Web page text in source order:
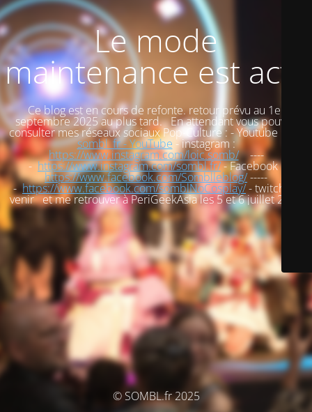
Le mode
maintenance est actif
Ce blog est en cours de refonte. retour prévu au 1er
septembre 2025 au plus tard. En attendant vous pouvez
consulter mes réseaux sociaux Pop-Culture : - Youtube :
sombl_fr - YouTube - instagram :
https://www.instagram.com/loic.somb/----
-https://www.instagram.com/sombl.fr/- Facebook :
https://www.facebook.com/Somblleblog/-----
-https://www.facebook.com/somblNoCosplay/- twitch : à
venir et me retrouver à PeriGeekAsia les 5 et 6 juillet 2025
© SOMBL.fr 2025